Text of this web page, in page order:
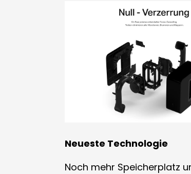
Neueste Technologie
Noch mehr Speicherplatz